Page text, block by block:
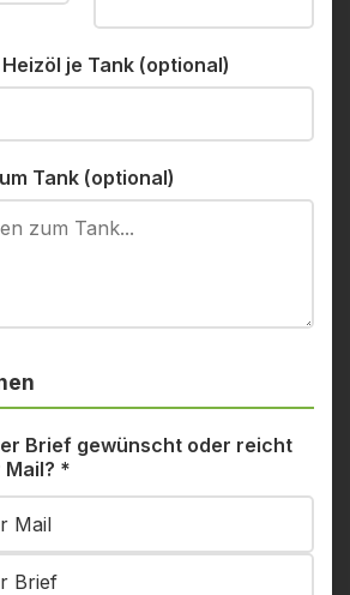
je Tank (optional)
Tank (optional)
Brief gewünscht oder reicht
*
Mail
Brief